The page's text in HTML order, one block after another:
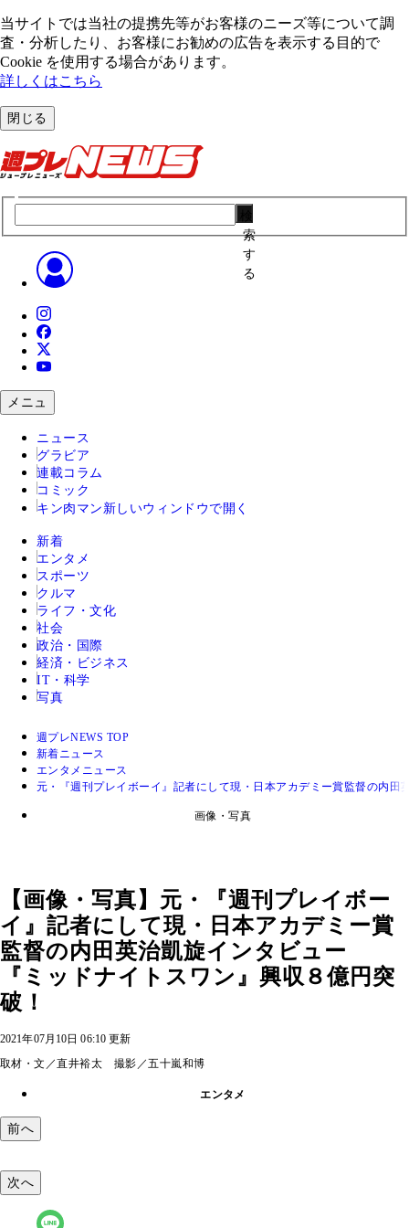
当サイトでは当社の提携先等がお客様のニーズ等について調
査・分析したり、お客様にお勧めの広告を表⽰する⽬的で
Cookie を使⽤する場合があります。
詳しくはこちら
閉じる
索
す
る
メニュ
ニュース
グラビア
連載コラム
コミック
キン肉マン 新しいウィンドウで開く
新着
エンタメ
スポーツ
クルマ
ライフ・文化
社会
政治・国際
経済・ビジネス
IT・科学
写真
週プレNEWS TOP
新着ニュース
エンタメニュース
元・『週刊プレイボーイ』記者にして現・日本アカデミー賞監督の内
画像・写真
【画像・写真】元・『週刊プレイボー
イ』記者にして現・日本アカデミー賞
監督の内田英治凱旋インタビュー
『ミッドナイトスワン』興収８億円突
破！
2021年07月10日 06:10 更新
取材・文／直井裕太 撮影／五十嵐和博
エンタメ
前へ
次へ